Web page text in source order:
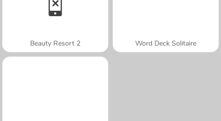
Beauty Resort 2 Word Deck Solitaire